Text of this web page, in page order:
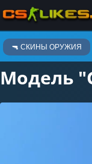
🔫 СКИНЫ ОРУЖИЯ
Скины оружия
Модель